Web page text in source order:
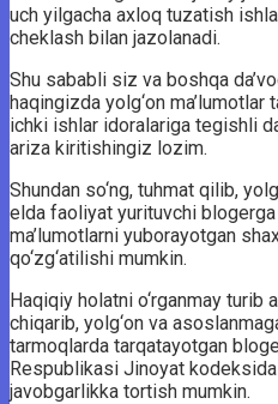
uch yilgacha axloq tuzatish
cheklash bilan jazolanadi.
Shu sababli siz va boshqa
haqingizda yolg‘on
ichki ishlar idoralariga tegishli
ariza kiritishingiz lozim.
Shundan so‘ng, tuhmat qilib,
elda faoliyat yurituvchi
ma’lumotlarni yuborayotgan
qo‘zg‘atilishi mumkin.
Haqiqiy holatni o‘rganmay turib
chiqarib, yolg‘on va
tarmoqlarda tarqatayotgan
Respublikasi Jinoyat
javobgarlikka tortish mumkin.